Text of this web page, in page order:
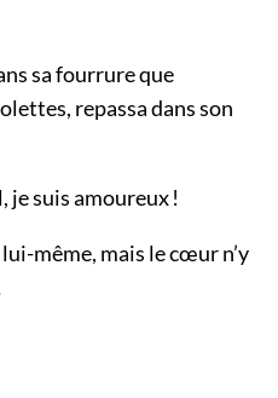
sa fourrure que
repassa dans son
je suis amoureux !
même, mais le cœur n’y